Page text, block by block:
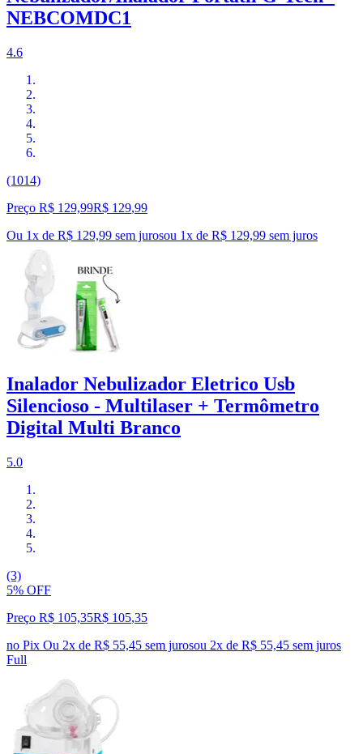
NEBCOMDC1
4.6
(1014)
Preço R$ 129,99R$ 129,99
Ou 1x de R$ 129,99 sem jurosou 1x de R$ 129,99 sem juros
Inalador Nebulizador Eletrico Usb
Silencioso - Multilaser + Termômetro
Digital Multi Branco
5.0
(3)
5% OFF
Preço R$ 105,35R$ 105,35
no Pix Ou 2x de R$ 55,45 sem jurosou 2x de R$ 55,45 sem juros
Full